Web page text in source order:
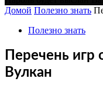
Домой Полезно знать
Полезно знать
Перечень игр
Вулкан